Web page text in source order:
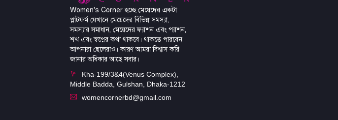
Women's Corner হচ্ছে মেয়েদের একটা
প্লাটফর্ম যেখানে মেয়েদের বিভিন্ন সমস্যা,
সমস্যার সমাধান, মেয়েদের ফ্যাশন এবং প্যাশন,
শখ এবং স্বপ্নের কথা থাকবে। থাকতে পারবেন
আপনারা ছেলেরাও। কারণ আমরা বিশ্বাস করি
জানার অধিকার আছে সবার।
Kha-199/3&4(Venus Complex),
Middle Badda, Gulshan, Dhaka-1212
womencornerbd@gmail.com